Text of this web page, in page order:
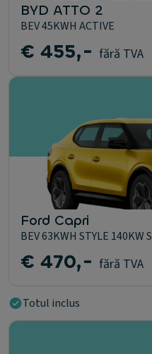
BYD ATTO 2
BEV 45KWH ACTIVE
€ 455,- fără TVA
Ford Capri
BEV 63KWH STYLE 140KW
€ 470,- fără TVA
Totul inclus